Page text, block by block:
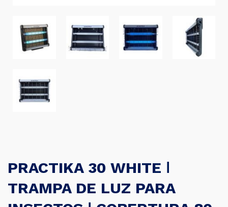
PRACTIKA 30 WHITE ǀ
TRAMPA DE LUZ PARA